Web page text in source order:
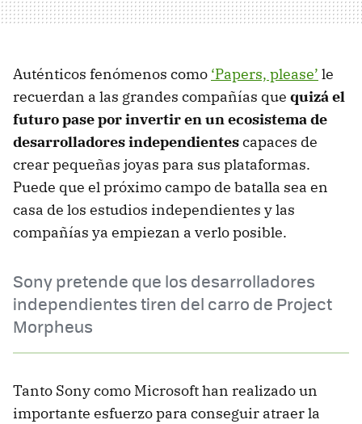
Auténticos fenómenos como ‘Papers, please’ le
recuerdan a las grandes compañías que quizá el
futuro pase por invertir en un ecosistema de
desarrolladores independientescapaces de
crear pequeñas joyas para sus plataformas.
Puede que el próximo campo de batalla sea en
casa de los estudios independientes y las
compañías ya empiezan a verlo posible.
Sony pretende que los desarrolladores
independientes tiren del carro de Project
Morpheus
Tanto Sony como Microsoft han realizado un
importante esfuerzo para conseguir atraer la